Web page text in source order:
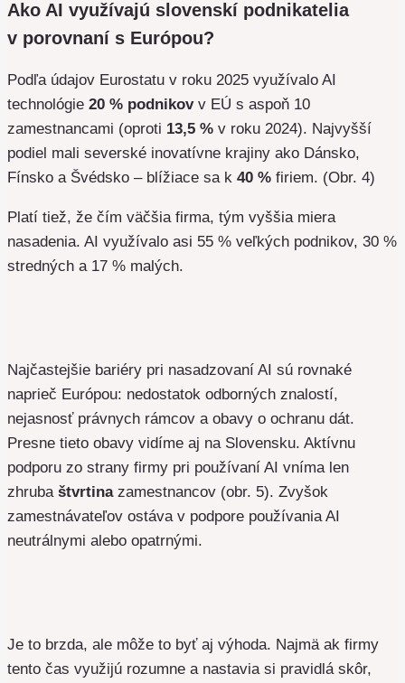
Ako AI využívajú slovenskí podnikatelia
v porovnaní s Európou?
Podľa údajov Eurostatu v roku 2025 využívalo AI
technológie 20 % podnikovv EÚ s aspoň 10
zamestnancami (oproti 13,5 % v roku 2024). Najvyšší
podiel mali severské inovatívne krajiny ako Dánsko,
Fínsko a Švédsko – blížiace sa k 40 % firiem. (Obr. 4)
Platí tiež, že čím väčšia firma, tým vyššia miera
nasadenia. AI využívalo asi 55 % veľkých podnikov, 30 %
stredných a 17 % malých.
Najčastejšie bariéry pri nasadzovaní AI sú rovnaké
naprieč Európou: nedostatok odborných znalostí,
nejasnosť právnych rámcov a obavy o ochranu dát.
Presne tieto obavy vidíme aj na Slovensku. Aktívnu
podporu zo strany firmy pri používaní AI vníma len
zhruba štvrtinazamestnancov (obr. 5). Zvyšok
zamestnávateľov ostáva v podpore používania AI
neutrálnymi alebo opatrnými.
Je to brzda, ale môže to byť aj výhoda. Najmä ak firmy
tento čas využijú rozumne a nastavia si pravidlá skôr,